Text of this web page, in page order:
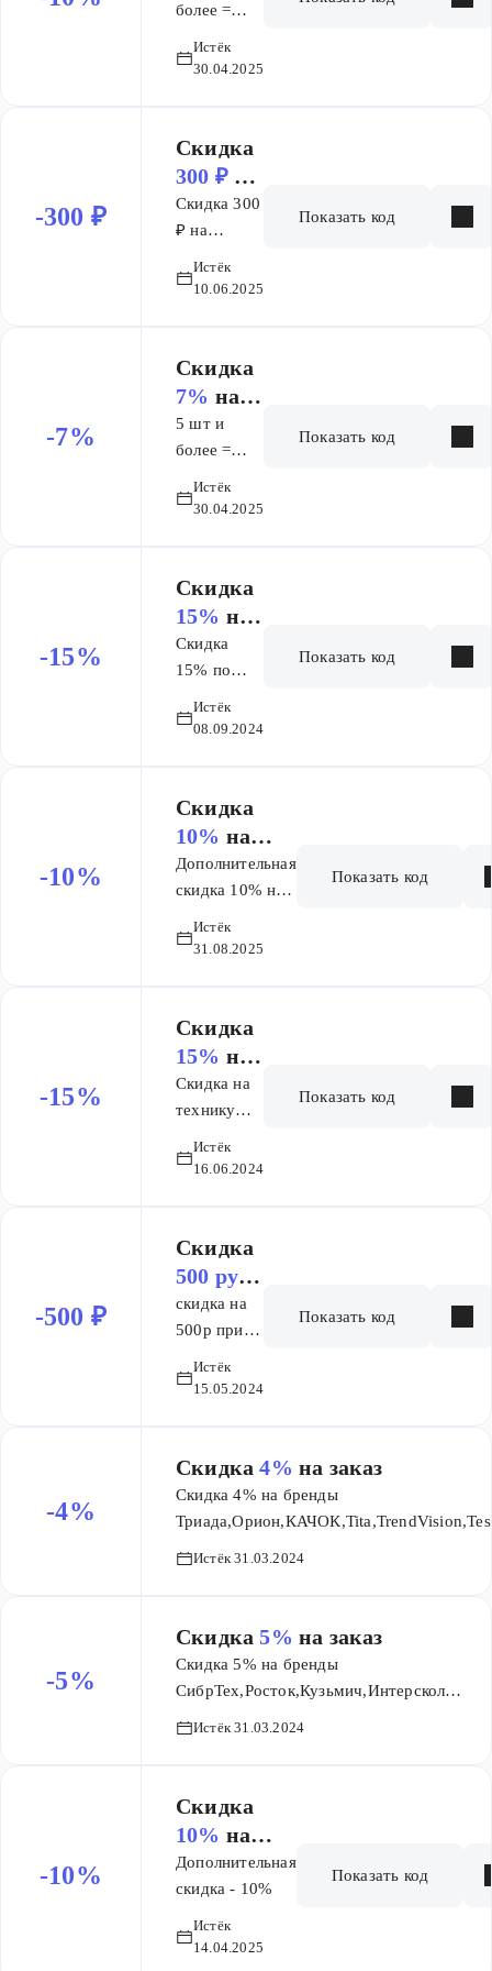
более =
на
Истёк
30.04.2025
-300 ₽
Скидка
300 ₽ на
заказ от
3 000 ₽
Скидка 300
₽ на
3000 ₽
Истёк
10.06.2025
Показать код
-7%
Скидка
7% на
заказ
5 шт и
более =
на
Истёк
30.04.2025
Показать код
-15%
Скидка
15% на
заказ
Скидка
15% по
на технику
Истёк
08.09.2024
Показать код
-10%
Скидка
10% на
заказ
Дополнительная
скидка 10% на
Распродажи по
Истёк
31.08.2025
Показать код
-15%
Скидка
15% на
заказ
Скидка на
технику
Истёк
16.06.2024
Показать код
-500 ₽
Скидка
500 руб.
на заказ
скидка на
500р при
10000р
Истёк
15.05.2024
Показать код
-4%
Скидка 4% на заказ
Скидка 4% на бренды
FILTER,Elitech,Buro Borofone,AdvoCam
Истёк 31.03.2024
-5%
Скидка 5% на заказ
Скидка 5% на бренды
СибрТех,Росток,Кузьмич,Интерскол
Истёк 31.03.2024
-10%
Скидка
10% на
заказ
Дополнительная
скидка - 10%
Истёк
14.04.2025
Показать код